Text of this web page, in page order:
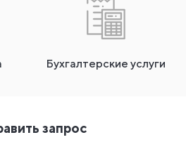
Бухгалтерские услуги
запрос